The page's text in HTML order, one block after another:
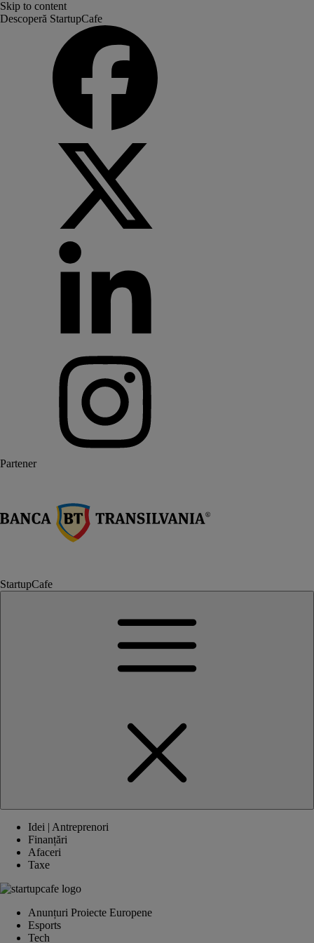
Skip to content
Descoperă StartupCafe
Partener
StartupCafe
Idei | Antreprenori
Finanțări
Afaceri
Taxe
Anunțuri Proiecte Europene
Esports
Tech